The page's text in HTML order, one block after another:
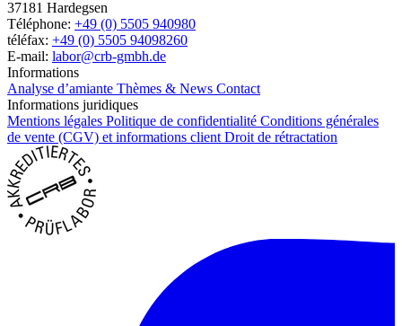
37181 Hardegsen
Téléphone: +49 (0) 5505 940980
téléfax: +49 (0) 5505 94098260
E-mail: labor@crb-gmbh.de
Informations
Analyse d’amiante Thèmes & News Contact
Informations juridiques
Mentions légales Politique de confidentialité Conditions générales
de vente (CGV) et informations client Droit de rétractation